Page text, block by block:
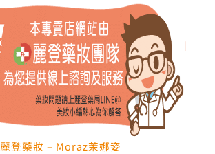
麗登藥妝 – Moraz茉娜姿